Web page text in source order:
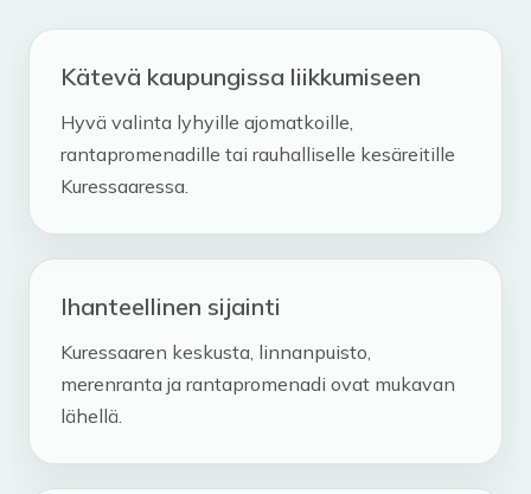
Kätevä kaupungissa liikkumiseen
Hyvä valinta lyhyille ajomatkoille,
rantapromenadille tai rauhalliselle kesäreitille
Kuressaaressa.
Ihanteellinen sijainti
Kuressaaren keskusta, linnanpuisto,
merenranta ja rantapromenadi ovat mukavan
lähellä.